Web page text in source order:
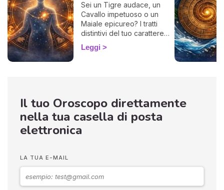
Sei un Tigre audace, un
Cavallo impetuoso o un
Maiale epicureo? I tratti
distintivi del tuo carattere
sono inscritti nel tuo segno
zodiacale cinese. Scopri la
familiari e i tuoi colleghi
grazie all'astrologia cinese,
una fonte inesauribile di
saggezza e sapere.
Leggi
Il tuo Oroscopo direttamente
nella tua casella di posta
elettronica
LA TUA E-MAIL